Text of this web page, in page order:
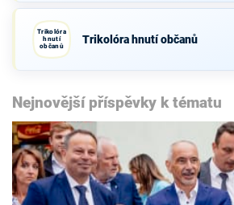
Trikolóra
hnutí
občanů
Trikolóra hnutí občanů
Nejnovější příspěvky k tématu